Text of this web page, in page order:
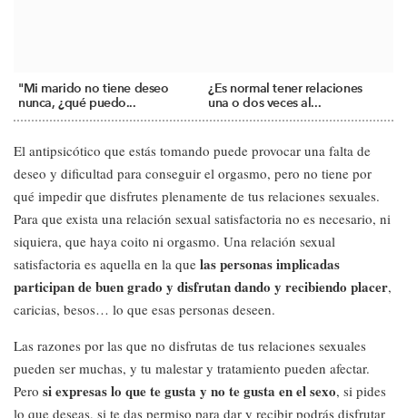
"Mi marido no tiene deseo
nunca, ¿qué puedo...
¿Es normal tener relaciones
una o dos veces al...
El antipsicótico que estás tomando puede provocar una falta de
deseo y dificultad para conseguir el orgasmo, pero no tiene por
qué impedir que disfrutes plenamente de tus relaciones sexuales.
Para que exista una relación sexual satisfactoria no es necesario, ni
siquiera, que haya coito ni orgasmo. Una relación sexual
satisfactoria es aquella en la que las personas implicadas
participan de buen grado y disfrutan dando y recibiendo placer,
caricias, besos… lo que esas personas deseen.
Las razones por las que no disfrutas de tus relaciones sexuales
pueden ser muchas, y tu malestar y tratamiento pueden afectar.
Pero si expresas lo que te gusta y no te gusta en el sexo, si pides
lo que deseas, si te das permiso para dar y recibir podrás disfrutar